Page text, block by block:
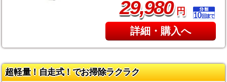
29,980円
詳細・購入へ
超軽量！自走式！でお掃除ラクラク